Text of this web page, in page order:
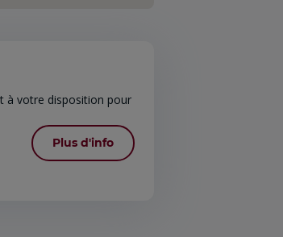
à votre disposition pour
Plus d'info